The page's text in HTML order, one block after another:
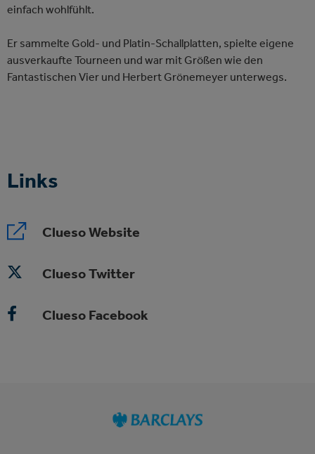
einfach wohlfühlt.
Er sammelte Gold- und Platin-Schallplatten, spielte eigene
ausverkaufte Tourneen und war mit Größen wie den
Fantastischen Vier und Herbert Grönemeyer unterwegs.
Links
Clueso Website
Clueso Twitter
Clueso Facebook